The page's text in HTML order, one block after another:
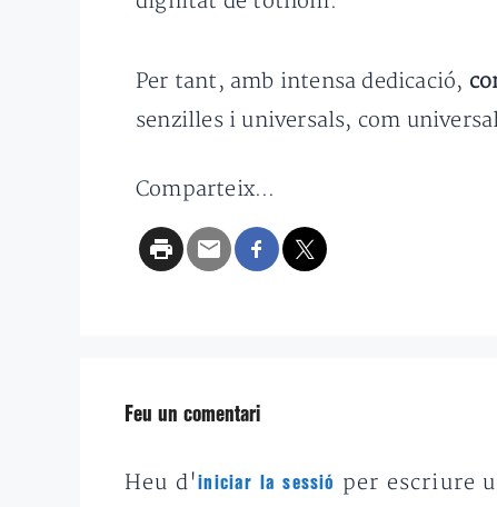
Per tant, amb intensa dedicació,
senzilles i universals, com
Comparteix...
Feu un comentari
Heu d'iniciar la sessió per escriure